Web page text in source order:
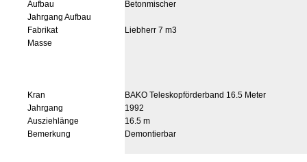
Aufbau
Betonmischer
Jahrgang Aufbau
Fabrikat
Liebherr 7 m3
Masse
Kran
BAKO Teleskopförderband 16.5 Meter
Jahrgang
1992
Ausziehlänge
16.5 m
Bemerkung
Demontierbar